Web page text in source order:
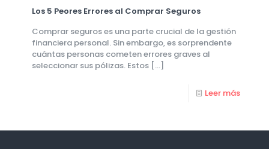
Los 5 Peores Errores al Comprar Seguros
Comprar seguros es una parte crucial de la gestión
financiera personal. Sin embargo, es sorprendente
cuántas personas cometen errores graves al
seleccionar sus pólizas. Estos […]
Leer más